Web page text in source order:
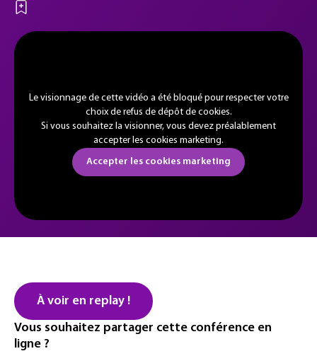
Le visionnage de cette vidéo a été bloqué pour respecter votre
choix de refus de dépôt de cookies.
Si vous souhaitez la visionner, vous devez préalablement
accepter les cookies marketing.
Accepter les cookies marketing
À voir en replay !
Vous souhaitez partager cette conférence en
ligne ?